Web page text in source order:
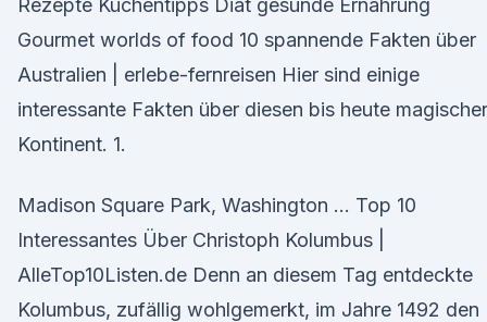
Rezepte Küchentipps Diät gesunde Ernährung
Gourmet worlds of food 10 spannende Fakten über
Australien | erlebe-fernreisen Hier sind einige
interessante Fakten über diesen bis heute
Kontinent. 1.
Madison Square Park, Washington … Top 10
Interessantes Über Christoph Kolumbus |
AlleTop10Listen.de Denn an diesem Tag entdeckte
Kolumbus, zufällig wohlgemerkt, im Jahre 1492 den